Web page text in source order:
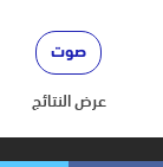
عرض النتائج